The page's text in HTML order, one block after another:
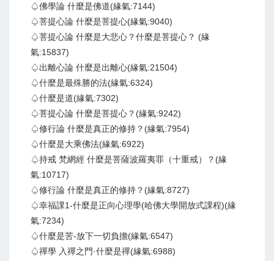
♤佛學論 什麼是佛道(緣氣:7144)
♤菩提心論 什麼是菩提心(緣氣:9040)
♤菩提心論 什麼是大悲心？什麼是菩提心？ (緣
氣:15837)
♤出離心論 什麼是出離心(緣氣:21504)
♤什麼是最殊勝的法(緣氣:6324)
♤什麼是道(緣氣:7302)
♤菩提心論 什麼是菩提心？(緣氣:9242)
♤修行論 什麼是真正的修持？(緣氣:7954)
♤什麼是大乘佛法(緣氣:6922)
♤持戒 梵網經 什麼是菩薩波羅夷罪（十重戒）？(緣
氣:10717)
♤修行論 什麼是真正的修持？(緣氣:8727)
♤幸福課1-什麼是正向心理學(哈佛大學開放式課程)(緣
氣:7234)
♤什麼是苦-放下一切負擔(緣氣:6547)
♤禪學 入禪之門·什麼是禪(緣氣:6988)